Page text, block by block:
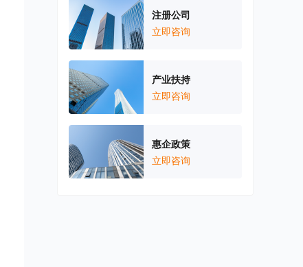
注册公司
立即咨询
产业扶持
立即咨询
惠企政策
立即咨询